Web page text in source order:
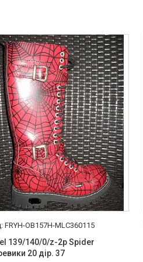
FRYH-OB157H-MLC360115
139/140/0/z-2p Spider
20 дір. 37